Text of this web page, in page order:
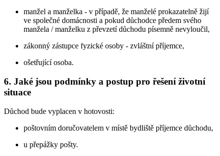
manžel a manželka - v případě, že manželé prokazatelně žijí
ve společné domácnosti a pokud důchodce předem svého
manžela / manželku z převzetí důchodu písemně nevyloučil,
zákonný zástupce fyzické osoby - zvláštní příjemce,
ošetřující osoba.
6. Jaké jsou podmínky a postup pro řešení životní
situace
Důchod bude vyplacen v hotovosti:
poštovním doručovatelem v místě bydliště příjemce důchodu,
u přepážky pošty.